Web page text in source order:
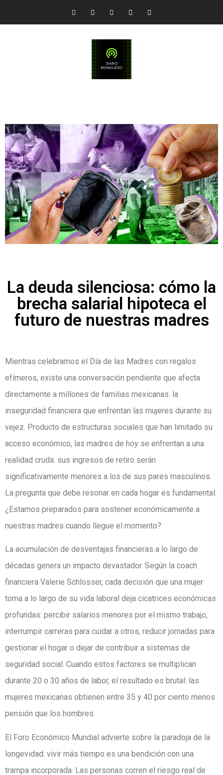
La deuda silenciosa: cómo la
brecha salarial hipoteca el
futuro de nuestras madres
Mientras celebramos el Día de las Madres con regalos
efímeros, existe una conversación pendiente que afecta
directamente a millones de familias mexicanas: la
inseguridad financiera que enfrentan las mujeres durante su
vejez. Producto de estructuras sociales que han limitado su
acceso económico, las madres de hoy se enfrentan a una
realidad cruda: sus ingresos de retiro serán
significativamente menores a los de sus pares masculinos.
La pregunta que debe resonar en cada hogar es fundamental:
¿Estamos preparados para sostener económicamente a
nuestras madres cuando llegue el momento?
La acumulación de desventajas financieras a lo largo de
décadas genera un impacto devastador. Según la coach
financiera Valerie Schlosser, cada decisión que una mujer
toma a lo largo de su vida laboral deja cicatrices económicas
profundas: percibir salarios menores por el mismo trabajo,
interrumpir carreras para cuidar a otros, reducir jornadas para
gestionar el hogar o dejar de contribuir a sistemas de
seguridad social. Cuando estos factores se multiplican
durante 20 o 30 años de labor, el resultado es brutal: las
mujeres mexicanas obtienen entre 35 y 40 por ciento menos
pensión que los hombres.
El Foro Económico Mundial advierte sobre la paradoja de la
longevidad: vivir más tiempo es una bendición con una
trampa incorporada. Las personas corren el riesgo real de